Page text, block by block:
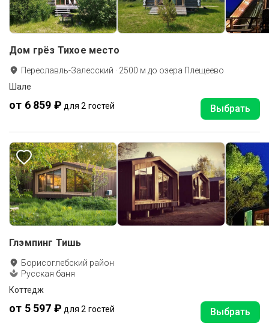
Дом грёз Тихое место
Переславль-Залесский · 2500 м до озера Плещеево
Шале
от 6 859 ₽ для 2 гостей Выбрать
Глэмпинг Тишь
Борисоглебский район
Русская баня
Коттедж
от 5 597 ₽ для 2 гостей Выбрать